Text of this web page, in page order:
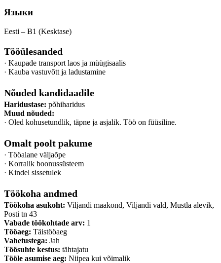
Языки
Eesti – B1 (Kesktase)
Tööülesanded
· Kaupade transport laos ja müügisaalis
· Kauba vastuvõtt ja ladustamine
Nõuded kandidaadile
Haridustase: põhiharidus
Muud nõuded:
· Oled kohusetundlik, täpne ja asjalik. Töö on füüsiline.
Omalt poolt pakume
· Tööalane väljaõpe
· Korralik boonussüsteem
· Kindel sissetulek
Töökoha andmed
Töökoha asukoht: Viljandi maakond, Viljandi vald, Mustla alevik,
Posti tn 43
Vabade töökohtade arv: 1
Tööaeg: Täistööaeg
Vahetustega: Jah
Töösuhte kestus: tähtajatu
Tööle asumise aeg: Niipea kui võimalik